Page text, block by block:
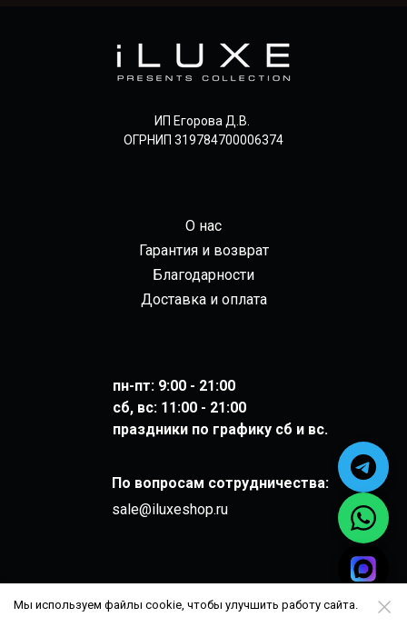
ИП Егорова Д.В.
ОГРНИП 319784700006374
О нас
Гарантия и возврат
Благодарности
Доставка и оплата
пн-пт: 9:00 - 21:00
сб, вс: 11:00 - 21:00
праздники по графику сб и вс.
По вопросам сотрудничества:
sale@iluxeshop.ru
Мы используем файлы cookie, чтобы улучшить работу сайта.